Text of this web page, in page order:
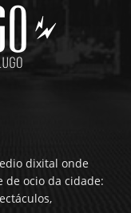
dixital onde
ocio da cidade: